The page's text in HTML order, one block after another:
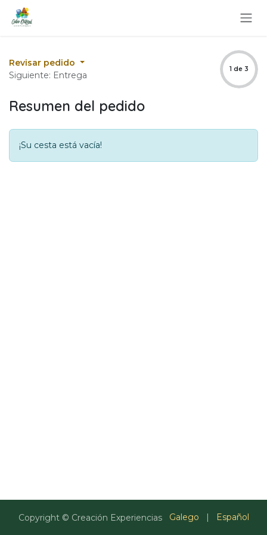
Ir al contenido
Revisar pedido
Siguiente: Entrega
1 de 3
Resumen del pedido
¡Su cesta está vacía!
Copyright © Creación Experiencias Galego | Español